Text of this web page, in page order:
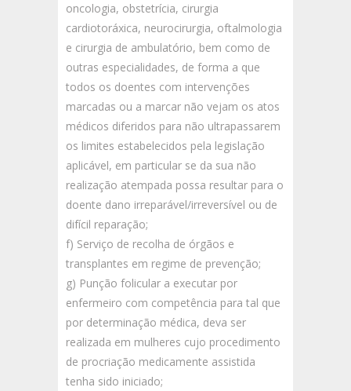
oncologia, obstetrícia, cirurgia
cardiotoráxica, neurocirurgia, oftalmologia
e cirurgia de ambulatório, bem como de
outras especialidades, de forma a que
todos os doentes com intervenções
marcadas ou a marcar não vejam os atos
médicos diferidos para não ultrapassarem
os limites estabelecidos pela legislação
aplicável, em particular se da sua não
realização atempada possa resultar para o
doente dano irreparável/irreversível ou de
difícil reparação;
f) Serviço de recolha de órgãos e
transplantes em regime de prevenção;
g) Punção folicular a executar por
enfermeiro com competência para tal que
por determinação médica, deva ser
realizada em mulheres cujo procedimento
de procriação medicamente assistida
tenha sido iniciado;